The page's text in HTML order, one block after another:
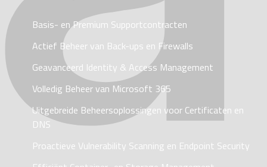
Basis- en Premium Supportcontracten
Actief Beheer van Back-ups en Firewalls
Geavanceerd Identity & Access Management
Volledig Beheer van Microsoft 365
Uitgebreide Beheersoplossingen voor Certificaten en
DNS
Proactieve Vulnerability Scanning en Endpoint Security